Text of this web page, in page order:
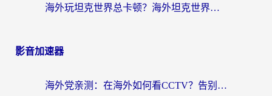
海外玩坦克世界总卡顿？海外坦克世界加速器有哪些？实测好用的选择在这里
影音加速器
海外党亲测：在海外如何看CCTV？告别“仅限大陆播放”的实用指南